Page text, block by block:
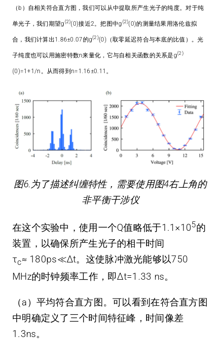
（b）自相关符合直方图，我们可以从中提取所产生光子的纯度。对于纯
单光子，我们期望g(2)(0)接近2。把图中g(2)(0)的测量结果用洛伦兹拟
合，我们计算出1.86±0.07的g(2)(0)（取零延迟符合与本底的比值）。光
子纯度也可以用施密特数n来量化，它与自相关函数的关系是g(2)
(0)=1+1/n。从而得到n=1.16±0.11。
图6.为了描述纠缠特性，需要使用图4右上角的
非平衡干涉仪
在这个实验中，使用一个Q值略低于1.1×105的
装置，以确保所产生光子的相干时间
τc≈ 180ps≪Δt。这使脉冲激光能够以750
MHz的时钟频率工作，即Δt=1.33 ns。
（a）平均符合直方图。可以看到在符合直方图
中明确定义了三个时间特征峰，时间像差
1.3ns。